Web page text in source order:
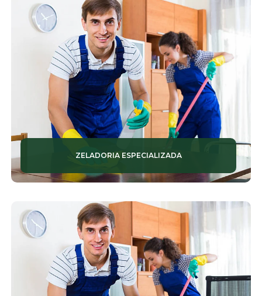
ZELADORIA ESPECIALIZADA